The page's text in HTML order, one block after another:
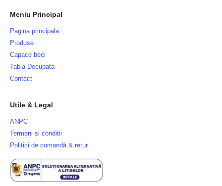
Meniu Principal
Pagina principala
Produse
Capace beci
Tabla Decupata
Contact
Utile & Legal
ANPC
Termeni si conditii
Politici de comandă & retur